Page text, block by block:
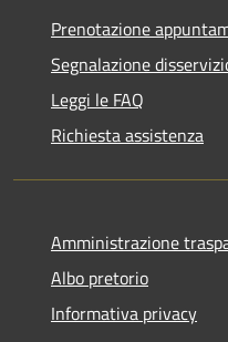
Prenotazione
Segnalazione
Leggi le FAQ
Richiesta assistenza
Amministrazione
Albo pretorio
Informativa privacy